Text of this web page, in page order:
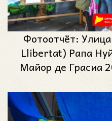
Фотоотчёт:
Llibertat) Рапа
Майор де Грасиа